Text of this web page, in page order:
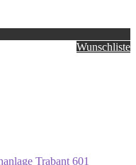
Wunschliste